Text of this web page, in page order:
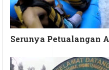
Serunya Petualangan